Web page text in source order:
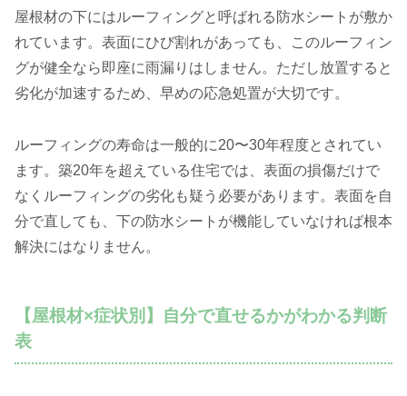
屋根材の下にはルーフィングと呼ばれる防水シートが敷か
れています。表面にひび割れがあっても、このルーフィン
グが健全なら即座に雨漏りはしません。ただし放置すると
劣化が加速するため、早めの応急処置が大切です。
ルーフィングの寿命は一般的に20〜30年程度とされてい
ます。築20年を超えている住宅では、表面の損傷だけで
なくルーフィングの劣化も疑う必要があります。表面を自
分で直しても、下の防水シートが機能していなければ根本
解決にはなりません。
【屋根材×症状別】自分で直せるかがわかる判断
表